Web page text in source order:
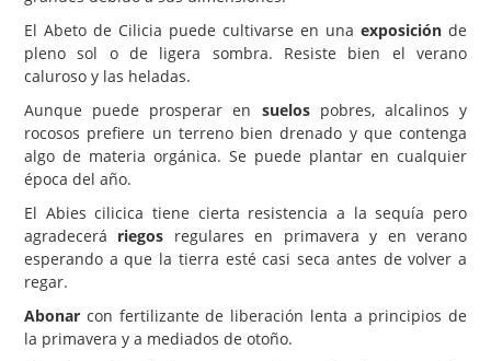
El Abeto de Cilicia puede cultivarse en una exposición de
pleno sol o de ligera sombra. Resiste bien el verano
caluroso y las heladas.
Aunque puede prosperar en suelospobres, alcalinos y
rocosos prefiere un terreno bien drenado y que contenga
algo de materia orgánica. Se puede plantar en cualquier
época del año.
El Abies cilicica tiene cierta resistencia a la sequía pero
agradecerá riegos regulares en primavera y en verano
esperando a que la tierra esté casi seca antes de volver a
regar.
Abonar con fertilizante de liberación lenta a principios de
la primavera y a mediados de otoño.